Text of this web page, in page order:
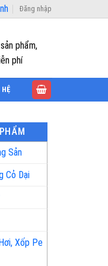
Đăng nhập
phẩm,
phí
Sản
Cỏ Dại
Xốp Pe